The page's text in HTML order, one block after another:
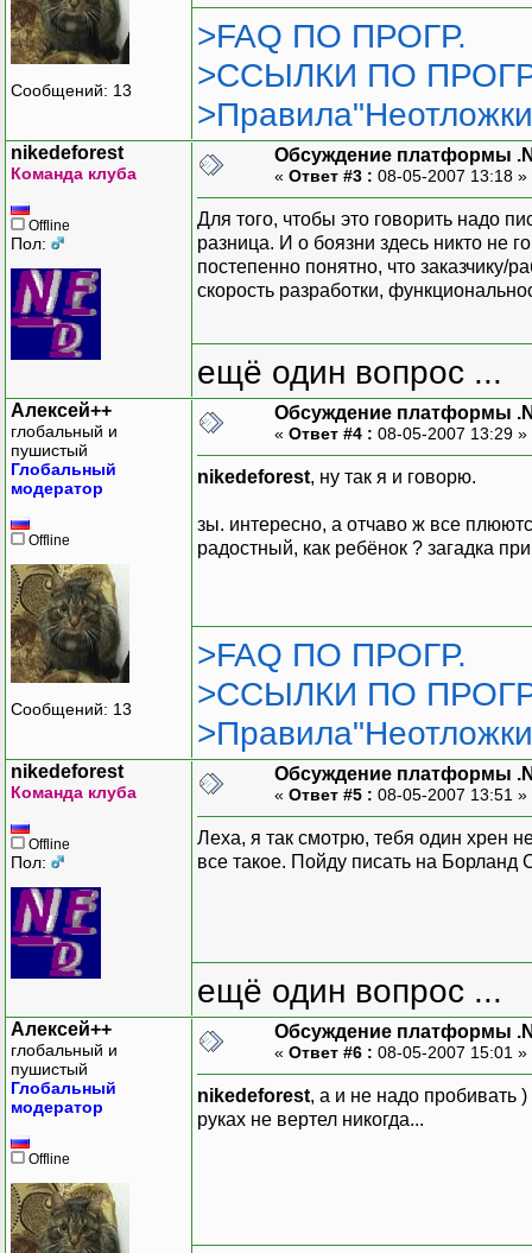
Сообщений: 13
>FAQ ПО ПРОГР.
>ССЫЛКИ ПО
nikedeforest
Команда клуба
Offline
Пол:
Обсуждение платформы
« Ответ #3 : 08-05-2007 13:18 »
Для того, чтобы это говорить надо
разница. И о боязни здесь никто не
постепенно понятно, что заказчику/
скорость разработки,
ещё один вопрос ...
Алексей++
глобальный и
пушистый
Глобальный
модератор
Offline
Сообщений: 13
Обсуждение платформы
« Ответ #4 : 08-05-2007 13:29 »
nikedeforest, ну так я и говорю.
зы. интересно, а отчаво ж все
радостный, как ребёнок ? загадка
>FAQ ПО ПРОГР.
>ССЫЛКИ ПО
nikedeforest
Команда клуба
Offline
Пол:
Обсуждение платформы
« Ответ #5 : 08-05-2007 13:51 »
Леха, я так смотрю, тебя один хрен
все такое. Пойду писать на Борланд
ещё один вопрос ...
Алексей++
глобальный и
пушистый
Глобальный
модератор
Offline
Обсуждение платформы
« Ответ #6 : 08-05-2007 15:01 »
nikedeforest, а и не надо пробивать
руках не вертел никогда...